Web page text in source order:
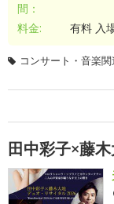
間：
料金: 有料 入
コンサート・音楽関
田中彩子×藤